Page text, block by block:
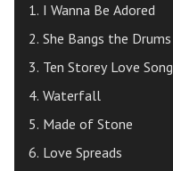
1. I Wanna Be Adored
2. She Bangs the Drums
3. Ten Storey Love Song
4. Waterfall
5. Made of Stone
6. Love Spreads